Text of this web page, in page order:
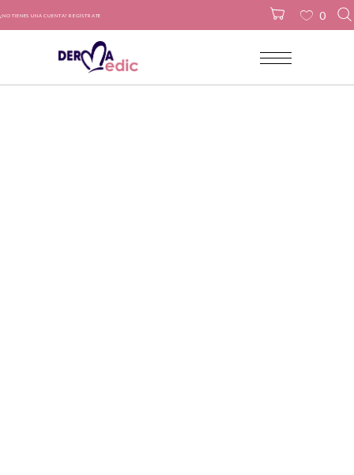
¿NO TIENES UNA CUENTA? REGÍSTRATE
No products in the cart.
0